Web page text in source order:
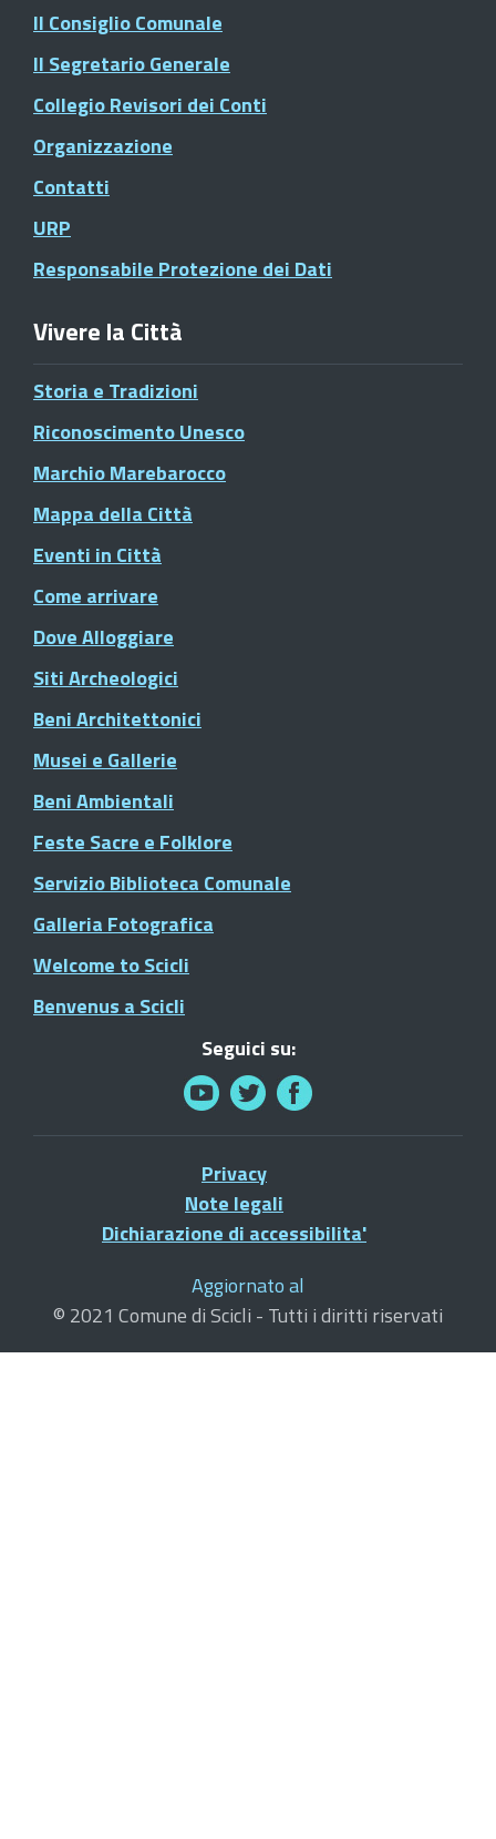
Il Consiglio Comunale
Il Segretario Generale
Collegio Revisori dei Conti
Organizzazione
Contatti
URP
Responsabile Protezione dei Dati
Vivere la Città
Storia e Tradizioni
Riconoscimento Unesco
Marchio Marebarocco
Mappa della Città
Eventi in Città
Come arrivare
Dove Alloggiare
Siti Archeologici
Beni Architettonici
Musei e Gallerie
Beni Ambientali
Feste Sacre e Folklore
Servizio Biblioteca Comunale
Galleria Fotografica
Welcome to Scicli
Benvenus a Scicli
Seguici su:
Privacy
Note legali
Dichiarazione di accessibilita'
Aggiornato al
© 2021 Comune di Scicli - Tutti i diritti riservati